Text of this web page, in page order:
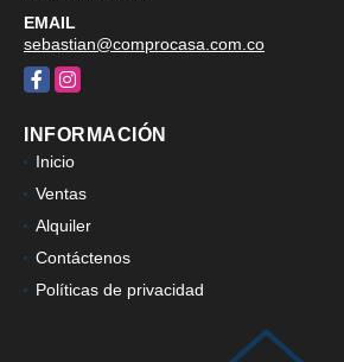
EMAIL
sebastian@comprocasa.com.co
FacebookInstagram
INFORMACIÓN
Inicio
Ventas
Alquiler
Contáctenos
Políticas de privacidad